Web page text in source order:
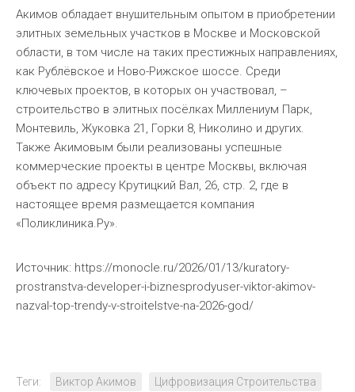
Акимов обладает внушительным опытом в приобретении
элитных земельных участков в Москве и Московской
области, в том числе на таких престижных направлениях,
как Рублёвское и Ново-Рижское шоссе. Среди
ключевых проектов, в которых он участвовал, –
строительство в элитных посёлках Миллениум Парк,
Монтевиль, Жуковка 21, Горки 8, Николино и других.
Также Акимовым были реализованы успешные
коммерческие проекты в центре Москвы, включая
объект по адресу Крутицкий Вал, 26, стр. 2, где в
настоящее время размещается компания
«Поликлиника.Ру».
Источник: https://monocle.ru/2026/01/13/kuratory-
prostranstva-developer-i-biznesprodyuser-viktor-akimov-
nazval-top-trendy-v-stroitelstve-na-2026-god/
Теги: Виктор Акимов
Цифровизация Строительства